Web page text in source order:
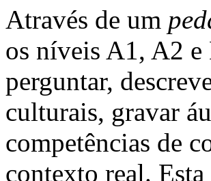
Através de um
os níveis A1, A2 e
perguntar,
culturais, gravar
competências de
contexto real.